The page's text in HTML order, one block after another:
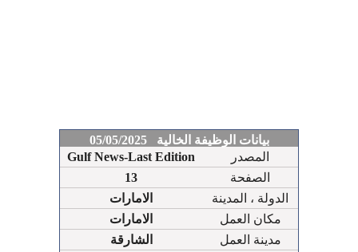
بيانات الوظيفة الخالية 05/05/2025
Gulf News-Last Edition
المصدر
13
الصفحة
الامارات
الدولة ، المدينة
الامارات
مكان العمل
الشارقة
مدينة العمل